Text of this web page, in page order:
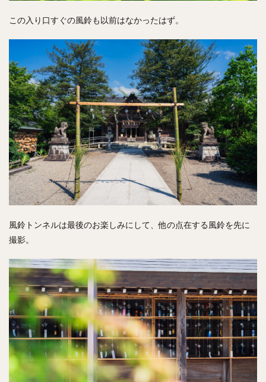
この入り口すぐの風鈴も以前はなかったはず。
風鈴トンネルは最後のお楽しみにして、他の点在する風鈴を先に
撮影。